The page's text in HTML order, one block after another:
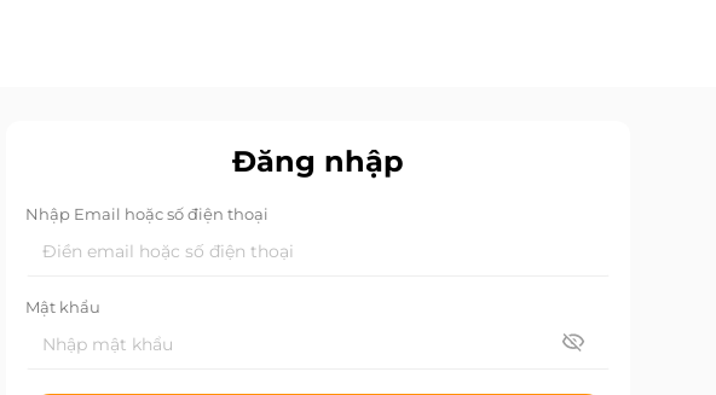
Đăng nhập
Nhập Email hoặc số điện thoại
Mật khẩu